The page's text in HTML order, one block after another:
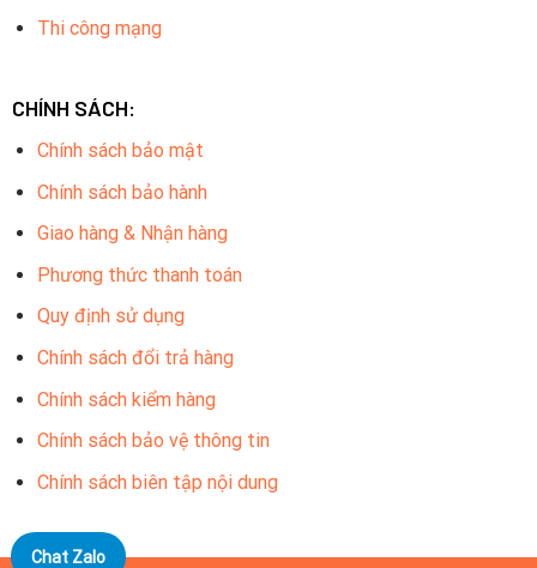
Thi công mạng
CHÍNH SÁCH:
Chính sách bảo mật
Chính sách bảo hành
Giao hàng & Nhận hàng
Phương thức thanh toán
Quy định sử dụng
Chính sách đổi trả hàng
Chính sách kiểm hàng
Chính sách bảo vệ thông tin
Chính sách biên tập nội dung
Chat Zalo